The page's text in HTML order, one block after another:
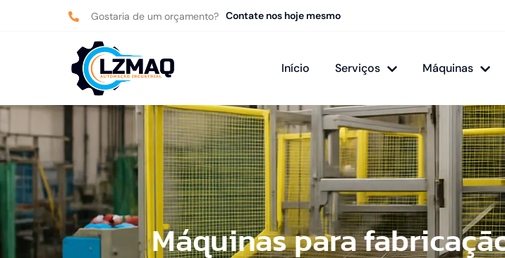
Gostaria de um orçamento? Contate nos hoje mesmo
Início Serviços Máquinas
Máquinas para